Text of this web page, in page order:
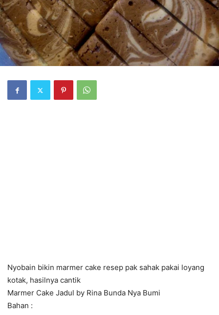
Nyobain bikin marmer cake resep pak sahak pakai loyang
kotak, hasilnya cantik
Marmer Cake Jadul by Rina Bunda Nya Bumi
Bahan :